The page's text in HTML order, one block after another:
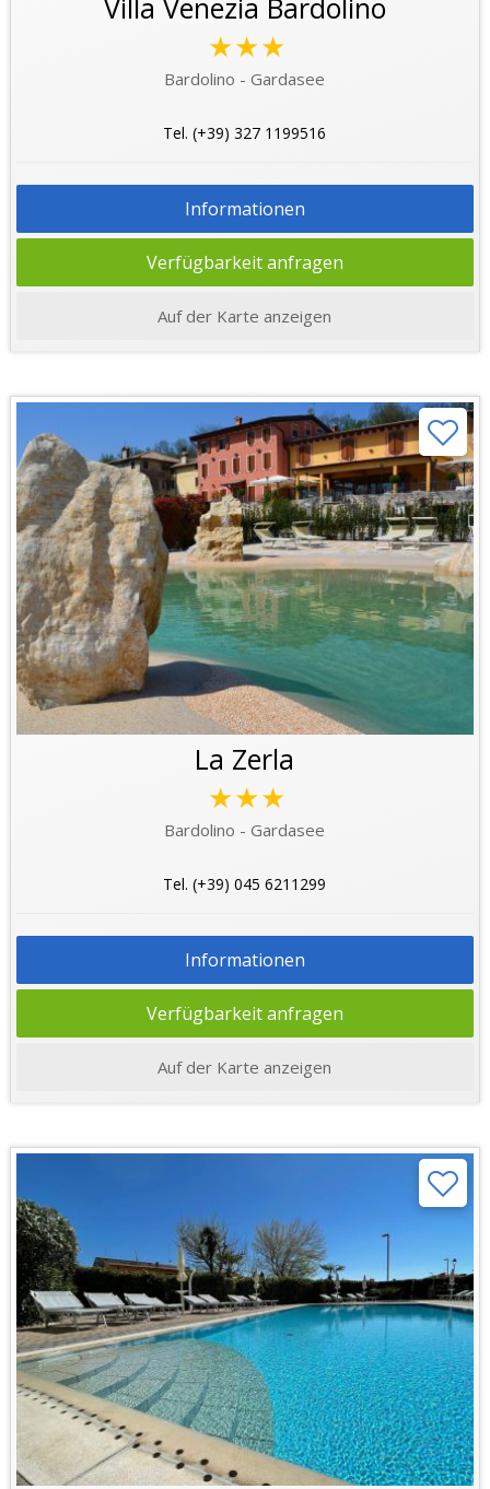
Villa Venezia Bardolino
★★★
Bardolino - Gardasee
Tel. (+39) 327 1199516
Informationen
Verfügbarkeit anfragen
Auf der Karte anzeigen
La Zerla
★★★
Bardolino - Gardasee
Tel. (+39) 045 6211299
Informationen
Verfügbarkeit anfragen
Auf der Karte anzeigen